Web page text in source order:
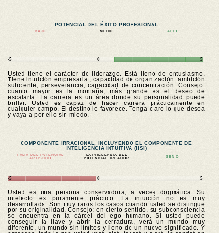
POTENCIAL DEL ÉXITO PROFESIONAL
BAJO MEDIO ALTO
-5 0 +5
Usted tiene el carácter de liderazgo. Está lleno de entusiasmo.
Tiene intuición empresarial, capacidad de organización, ambición
suficiente, perseverancia, capacidad de concentración. Consejo:
cuanto mayor es la montaña, más grande es el deseo de
escalarla. La carrera es un área donde su personalidad puede
brillar. Usted es capaz de hacer carrera prácticamente en
cualquier campo. El destino le favorece. Tenga claro lo que desea
y vaya a por ello sin miedo.
COMPONENTE IRRACIONAL, INCLUYENDO EL COMPONENTE DE
INTELIGENCIA INTUITIVA (IISI)
FALTA DEL POTENCIAL
ARTÍSTICO
LA PRESENCIA DEL
POTENCIAL CREADOR
GENIO
-5 0 +5
Usted es una persona conservadora, a veces dogmática. Su
intelecto es puramente práctico. La intuición no es muy
desarrollada. Son muy raros los casos cuando usted se distingue
por su originalidad. Consejo: en cierto sentido, su subconsciencia
se encuentra en la cárcel del ego humano. Si usted puede
conseguir la llave y abrir la cerradura, verá un mundo muy
diferente, un mundo sin límites y lleno de un nuevo significado. Y